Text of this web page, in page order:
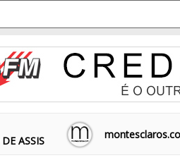
ASSIS